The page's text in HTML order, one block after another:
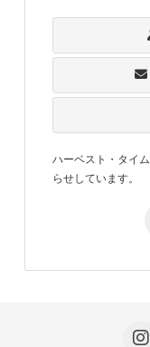
ハーベスト・タイ
らせしています。